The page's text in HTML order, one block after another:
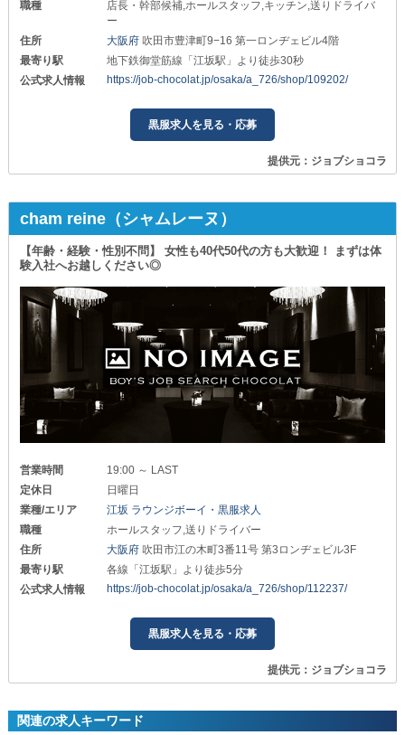
職種
店長・幹部候補,ホールスタッフ,キッチン,送りドライバ
ー
住所
大阪府 吹田市豊津町9−16 第一ロンヂェビル4階
最寄り駅
地下鉄御堂筋線「江坂駅」より徒歩30秒
公式求人情報
https://job-chocolat.jp/osaka/a_726/shop/109202/
黒服求人を見る・応募
提供元：ジョブショコラ
cham reine（シャムレーヌ）
【年齢・経験・性別不問】 女性も40代50代の方も大歓迎！ まずは体
験入社へお越しください◎
営業時間
19:00 ～ LAST
定休日
日曜日
業種/エリア
江坂 ラウンジボーイ・黒服求人
職種
ホールスタッフ,送りドライバー
住所
大阪府 吹田市江の木町3番11号 第3ロンヂェビル3F
最寄り駅
各線「江坂駅」より徒歩5分
公式求人情報
https://job-chocolat.jp/osaka/a_726/shop/112237/
黒服求人を見る・応募
提供元：ジョブショコラ
関連の求人キーワード